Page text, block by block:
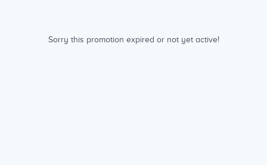
Sorry this promotion expired or not yet active!